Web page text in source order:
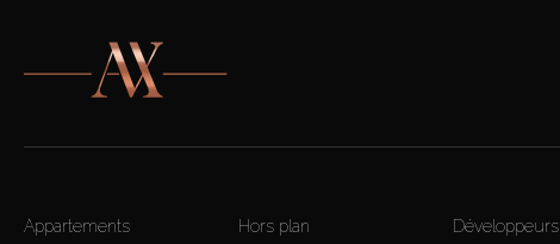
Appartements Hors plan Développeurs